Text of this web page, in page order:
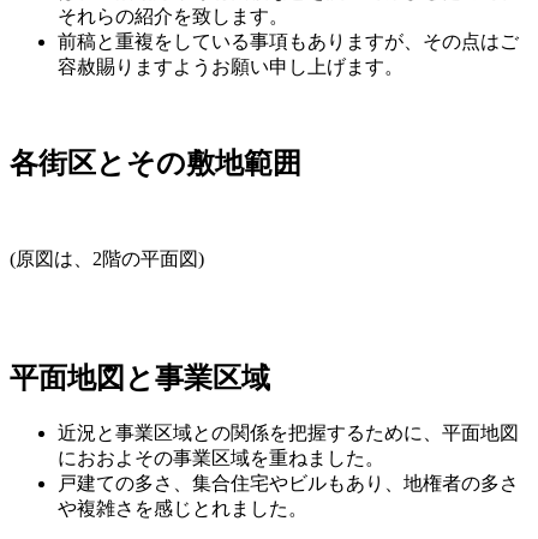
それらの紹介を致します。
前稿と重複をしている事項もありますが、その点はご
容赦賜りますようお願い申し上げます。
各街区とその敷地範囲
(原図は、2階の平面図)
平面地図と事業区域
近況と事業区域との関係を把握するために、平面地図
におおよその事業区域を重ねました。
戸建ての多さ、集合住宅やビルもあり、地権者の多さ
や複雑さを感じとれました。